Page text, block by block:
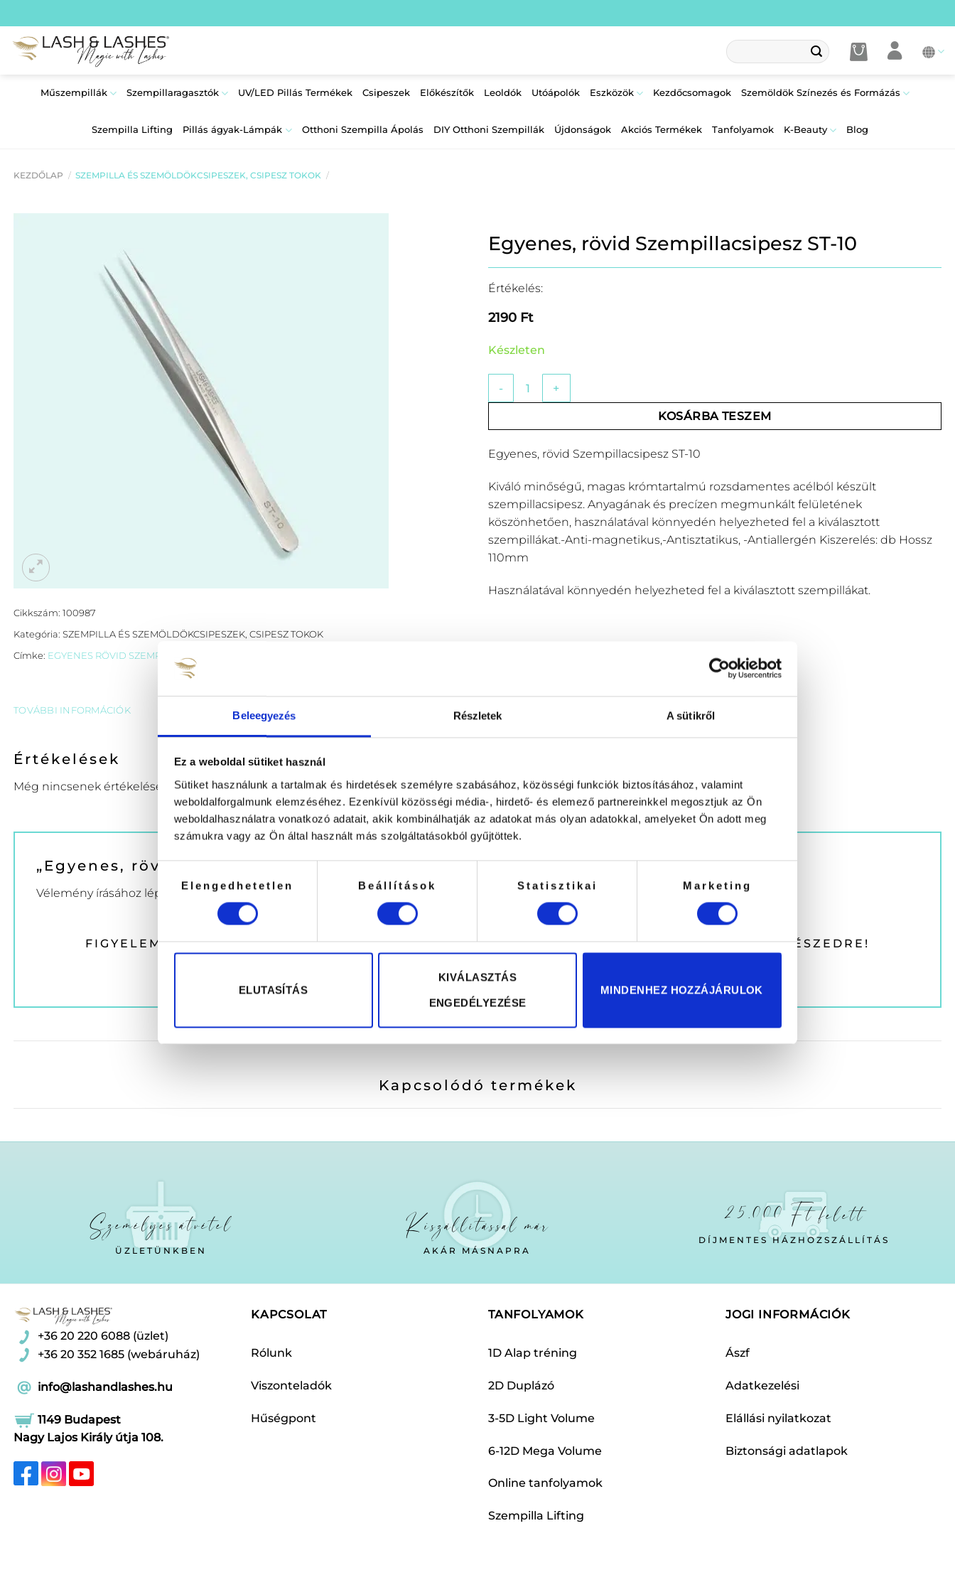
Beleegyezés Részletek A sütikről
Ez a weboldal sütiket használ
Sütiket használunk a tartalmak és hirdetések személyre szabásához, közösségi funkciók biztosításához, valamint
weboldalforgalmunk elemzéséhez. Ezenkívül közösségi média-, hirdető- és elemező partnereinkkel megosztjuk az Ön
weboldalhasználatra vonatkozó adatait, akik kombinálhatják az adatokat más olyan adatokkal, amelyeket Ön adott meg
számukra vagy az Ön által használt más szolgáltatásokból gyűjtöttek.
Hozzájárulás
kiválasztása
Elengedhetetlen Beállítások Statisztikai Marketing
ELUTASÍTÁS
KIVÁLASZTÁS
ENGEDÉLYEZÉSE
MINDENHEZ HOZZÁJÁRULOK
to
content
Keresés
a
Műszempillák
Szempillaragasztók UV/LED Pillás Termékek Csipeszek Előkészítők Leoldók Utóápolók Eszközök Kezdőcsomagok Szemöldök Színezés és Formázás
Szempilla Lifting Pillás ágyak-Lámpák Otthoni Szempilla Ápolás DIY Otthoni Szempillák Újdonságok Akciós Termékek Tanfolyamok K-Beauty Blog
KEZDŐLAP / SZEMPILLA ÉS SZEMÖLDÖKCSIPESZEK, CSIPESZ TOKOK /
Cikkszám: 100987
Kategória: SZEMPILLA ÉS SZEMÖLDÖKCSIPESZEK, CSIPESZ TOKOK
Címke: EGYENES RÖVID SZEMPILLA CSIPESZ
Egyenes, rövid Szempillacsipesz ST-10
Értékelés:
2190 Ft
Készleten
Egyenes, rövid Szempillacsipesz ST-10 mennyiség
KOSÁRBA TESZEM
Egyenes, rövid Szempillacsipesz ST-10
Kiváló minőségű, magas krómtartalmú rozsdamentes acélból készült
szempillacsipesz. Anyagának és precízen megmunkált felületének
köszönhetően, használatával könnyedén helyezheted fel a kiválasztott
szempillákat.-Anti-magnetikus,-Antisztatikus, -Antiallergén Kiszerelés: db Hossz
110mm
Használatával könnyedén helyezheted fel a kiválasztott szempillákat.
TOVÁBBI INFORMÁCIÓK
Értékelések
Még nincsenek értékelések.
„Egyenes, rövid Szempillacsipesz ST-10” értékelése elsőként
Vélemény írásához lépj beelőbb.
FIGYELEM A HARMADIK TERMÉK ÉRÉTKELÉSE UTÁN EGY KEDVEZMÉNY KUPONT KÜLDÜNK RÉSZEDRE!
Kapcsolódó termékek
Személyes átvétel
ÜZLETÜNKBEN
Kiszállítással már
AKÁR MÁSNAPRA
25.000 Ft felett
DÍJMENTES HÁZHOZSZÁLLÍTÁS
+36 20 220 6088 (üzlet)
+36 20 352 1685 (webáruház)
info@lashandlashes.hu
1149 Budapest
Nagy Lajos Király útja 108.
KAPCSOLAT
Rólunk
Viszonteladók
Hűségpont
TANFOLYAMOK
1D Alap tréning
2D Duplázó
3-5D Light Volume
6-12D Mega Volume
Online tanfolyamok
Szempilla Lifting
JOGI INFORMÁCIÓK
Ászf
Adatkezelési
Elállási nyilatkozat
Biztonsági adatlapok